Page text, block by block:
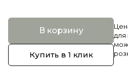
В корзину
Купить в 1 клик
для